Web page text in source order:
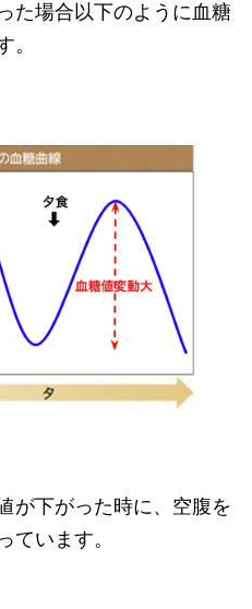
た場合以下のように血糖
。
が下がった時に、空腹を
ています。